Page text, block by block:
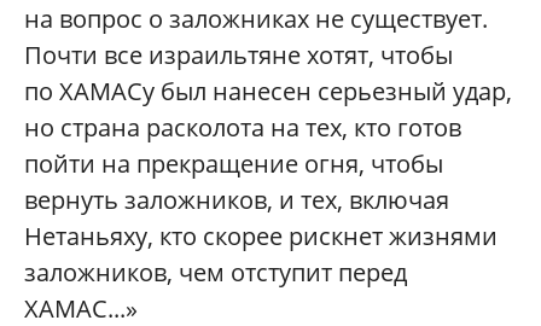
на вопрос о заложниках не существует.
Почти все израильтяне хотят, чтобы
по ХАМАСу был нанесен серьезный удар,
но страна расколота на тех, кто готов
пойти на прекращение огня, чтобы
вернуть заложников, и тех, включая
Нетаньяху, кто скорее рискнет жизнями
заложников, чем отступит перед
ХАМАС...»